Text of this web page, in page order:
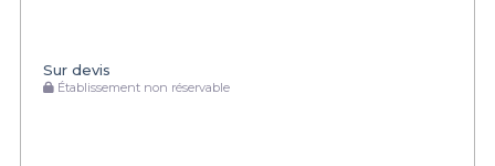
Sur devis
Établissement non réservable